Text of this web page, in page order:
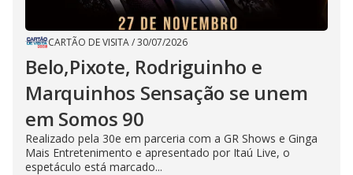
CARTÃO DE VISITA/30/07/2026
Belo,Pixote, Rodriguinho e
Marquinhos Sensação se unem
em Somos 90
Realizado pela 30e em parceria com a GR Shows e Ginga
Mais Entretenimento e apresentado por Itaú Live, o
espetáculo está marcado...